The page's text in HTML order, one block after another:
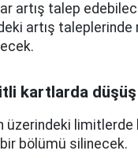
artış talep
artış
kartlarda
üzerindeki limitlerde
bir bölümü silinecek.